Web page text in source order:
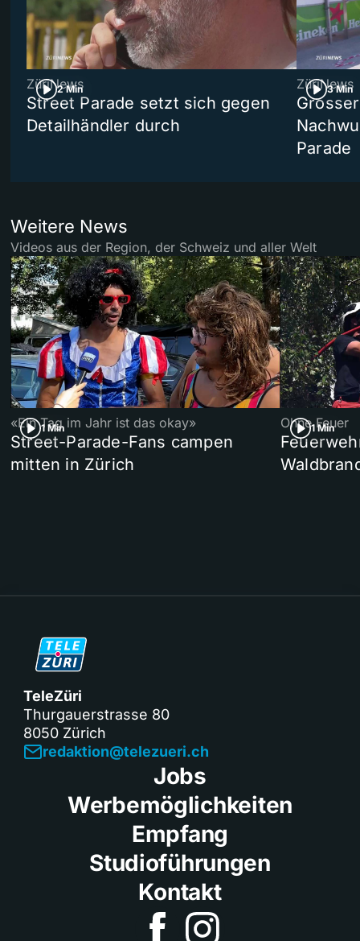
2 Min
ZüriNews
Street Parade setzt sich gegen
Detailhändler durch
3 Min
ZüriNews
Parade
Weitere News
Videos aus der Region, der Schweiz und aller Welt
1 Min
«Ein Tag im Jahr ist das okay»
Street-Parade-Fans campen
mitten in Zürich
1 Min
Ohne Feuer
TeleZüri
Thurgauerstrasse 80
8050 Zürich
redaktion@telezueri.ch
Jobs
Werbemöglichkeiten
Empfang
Studioführungen
Kontakt